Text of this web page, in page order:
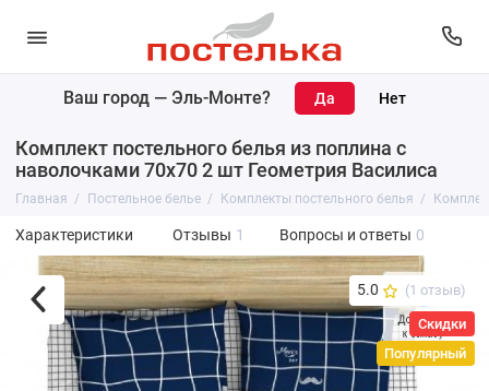
Ваш город — Эль-Монте?
Комплект постельного белья из поплина с
наволочками 70х70 2 шт Геометрия Василиса
Главная Постельное белье Комплекты постельного белья
Характеристики Отзывы 1 Вопросы и ответы 0
5.0 (1 отзыв)
Скидки
Популярный